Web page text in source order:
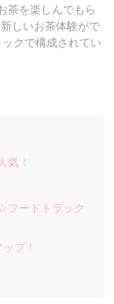
茶を楽しんでもら
しいお茶体験がで
クで構成されてい
気！
フードトラック
プ！